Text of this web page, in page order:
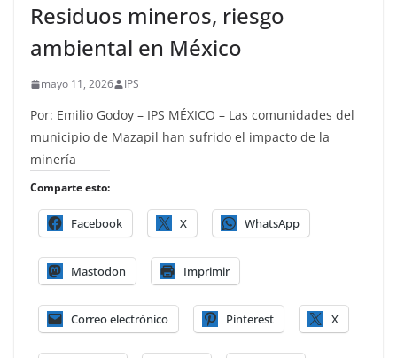
Residuos mineros, riesgo
ambiental en México
mayo 11, 2026 IPS
Por: Emilio Godoy – IPS MÉXICO – Las comunidades del
municipio de Mazapil han sufrido el impacto de la
minería
Comparte esto:
Facebook X WhatsApp
Mastodon Imprimir
Correo electrónico Pinterest X